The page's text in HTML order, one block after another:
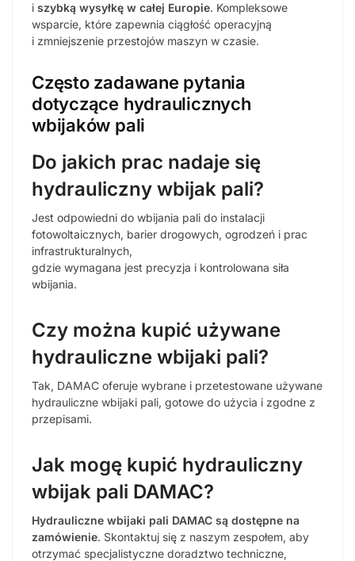
i szybką wysyłkę w całej Europie. Kompleksowe
wsparcie, które zapewnia ciągłość operacyjną
i zmniejszenie przestojów maszyn w czasie.
Często zadawane pytania
dotyczące hydraulicznych
wbijaków pali
Do jakich prac nadaje się
hydrauliczny wbijak pali?
Jest odpowiedni do wbijania pali do instalacji
fotowoltaicznych, barier drogowych, ogrodzeń i prac
infrastrukturalnych,
gdzie wymagana jest precyzja i kontrolowana siła
wbijania.
Czy można kupić używane
hydrauliczne wbijaki pali?
Tak, DAMAC oferuje wybrane i przetestowane używane
hydrauliczne wbijaki pali, gotowe do użycia i zgodne z
przepisami.
Jak mogę kupić hydrauliczny
wbijak pali DAMAC?
Hydrauliczne wbijaki pali DAMAC są dostępne na
zamówienie. Skontaktuj się z naszym zespołem, aby
otrzymać specjalistyczne doradztwo techniczne,